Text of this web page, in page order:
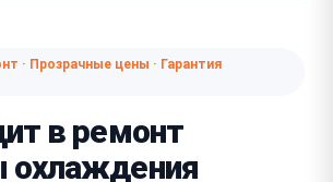
· Прозрачные цены · Гарантия
в ремонт
охлаждения